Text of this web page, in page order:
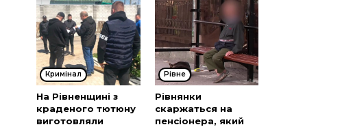
Кримінал
На Рівненщині з
краденого тютюну
виготовляли
Рівне
Рівнянки
скаржаться на
пенсіонера, який